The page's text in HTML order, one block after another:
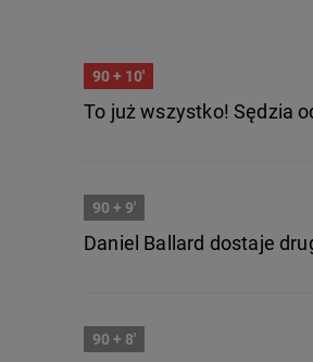
90+ 10'
To już wszystko! Sędzia
90 + 9'
Daniel Ballard dostaje
90 + 8'